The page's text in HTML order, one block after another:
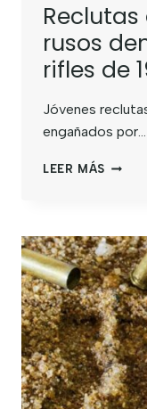
rusos
rifles de
Jóvenes
engañados por…
LEER MÁS